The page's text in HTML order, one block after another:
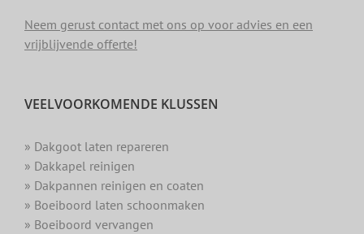
Neem gerust contact met ons op voor advies en een
vrijblijvende offerte!
VEELVOORKOMENDE KLUSSEN
» Dakgoot laten repareren
» Dakkapel reinigen
» Dakpannen reinigen en coaten
» Boeiboord laten schoonmaken
» Boeiboord vervangen